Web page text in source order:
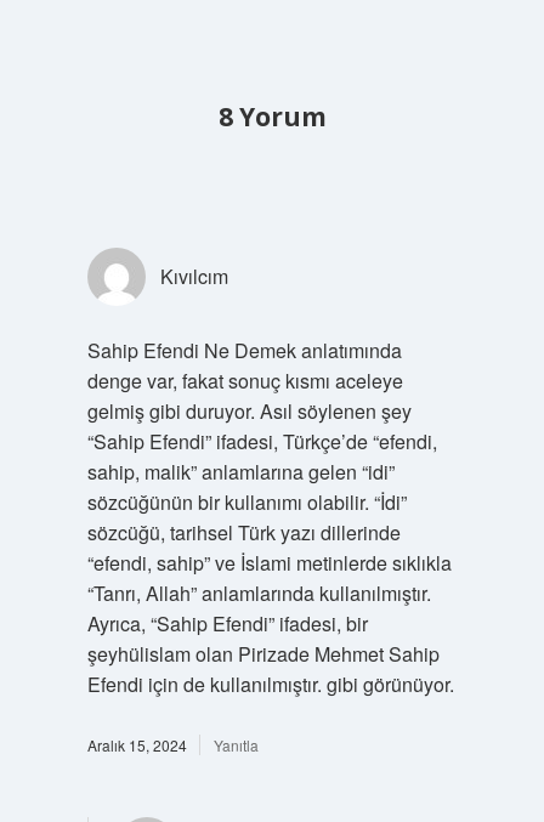
8 Yorum
Kıvılcım
Sahip Efendi Ne Demek anlatımında
denge var, fakat sonuç kısmı aceleye
gelmiş gibi duruyor. Asıl söylenen şey
“Sahip Efendi” ifadesi, Türkçe’de “efendi,
sahip, malik” anlamlarına gelen “idi”
sözcüğünün bir kullanımı olabilir. “İdi”
sözcüğü, tarihsel Türk yazı dillerinde
“efendi, sahip” ve İslami metinlerde sıklıkla
“Tanrı, Allah” anlamlarında kullanılmıştır.
Ayrıca, “Sahip Efendi” ifadesi, bir
şeyhülislam olan Pirizade Mehmet Sahip
Efendi için de kullanılmıştır. gibi görünüyor.
Aralık 15, 2024 Yanıtla